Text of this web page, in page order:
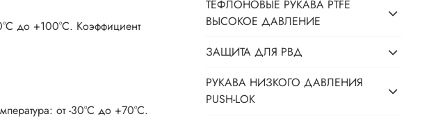
до +100°C. Коэффициент
от -30°C до +70°C.
ТЕФЛОНОВЫЕ РУКАВА PTFE
ВЫСОКОЕ ДАВЛЕНИЕ
ЗАЩИТА ДЛЯ РВД
РУКАВА НИЗКОГО ДАВЛЕНИЯ
PUSH-LOK